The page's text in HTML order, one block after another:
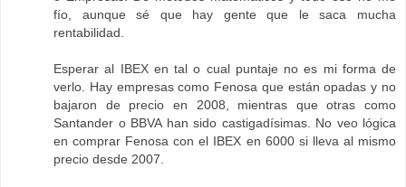
fío, aunque sé que hay gente que le saca mucha
rentabilidad.
Esperar al IBEX en tal o cual puntaje no es mi forma de
verlo. Hay empresas como Fenosa que están opadas y no
bajaron de precio en 2008, mientras que otras como
Santander o BBVA han sido castigadísimas. No veo lógica
en comprar Fenosa con el IBEX en 6000 si lleva al mismo
precio desde 2007.